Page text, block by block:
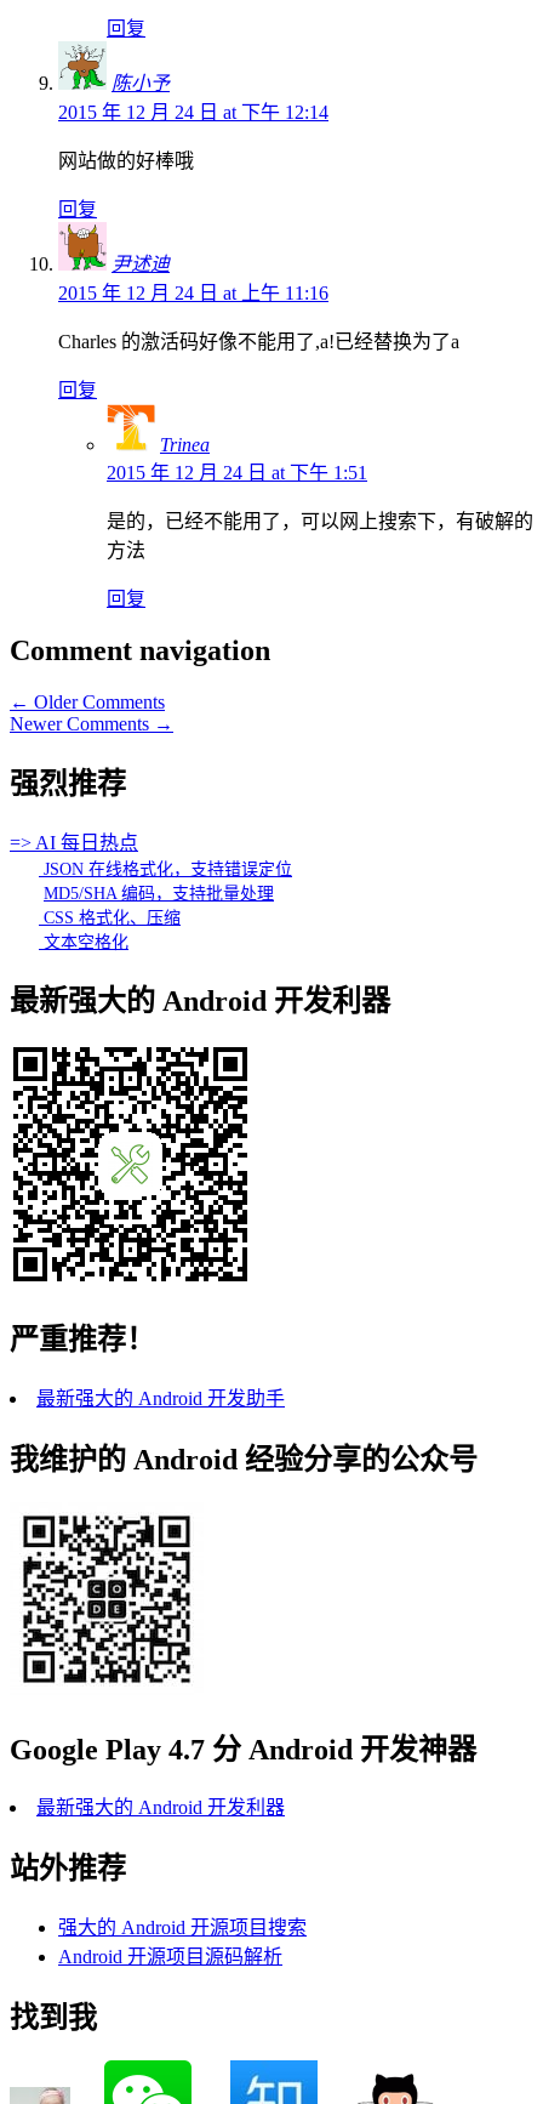
回复
陈小予
2015 年 12 月 24 日 at 下午 12:14
网站做的好棒哦
回复
尹述迪
2015 年 12 月 24 日 at 上午 11:16
Charles 的激活码好像不能用了,a!已经替换为了a
回复
Trinea
2015 年 12 月 24 日 at 下午 1:51
是的，已经不能用了，可以网上搜索下，有破解的
方法
回复
Comment navigation
← Older Comments
Newer Comments →
强烈推荐
=> AI 每日热点
JSON 在线格式化，支持错误定位
MD5/SHA 编码，支持批量处理
CSS 格式化、压缩
文本空格化
最新强大的 Android 开发利器
严重推荐！
最新强大的 Android 开发助手
我维护的 Android 经验分享的公众号
Google Play 4.7 分 Android 开发神器
最新强大的 Android 开发利器
站外推荐
强大的 Android 开源项目搜索
Android 开源项目源码解析
找到我